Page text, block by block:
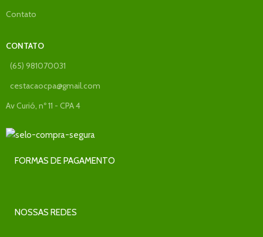
Contato
CONTATO
(65) 981070031
cestacaocpa@gmail.com
Av Curió, nº 11 - CPA 4
FORMAS DE PAGAMENTO
NOSSAS REDES